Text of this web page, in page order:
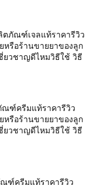
ตภัณฑ์เจลแท้ราคารีวิว
หรือร้านขายยาของลูก
ยวชาญดีไหมวิธีใช้ วิธี
ณฑ์ครีมแท้ราคารีวิว
หรือร้านขายยาของลูก
ยวชาญดีไหมวิธีใช้ วิธี
ณฑ์ครีมแท้ราคารีวิว